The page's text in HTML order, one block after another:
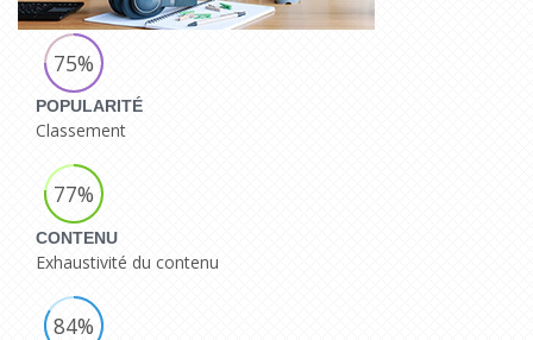
75%
POPULARITÉ
Classement
77%
CONTENU
Exhaustivité du contenu
84%